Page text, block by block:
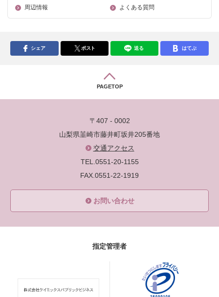
周辺情報
よくある質問
シェア ポスト 送る はてぶ
PAGETOP
〒407 - 0002
山梨県韮崎市藤井町坂井205番地
交通アクセス
TEL.0551-20-1155
FAX.0551-22-1919
お問い合わせ
指定管理者